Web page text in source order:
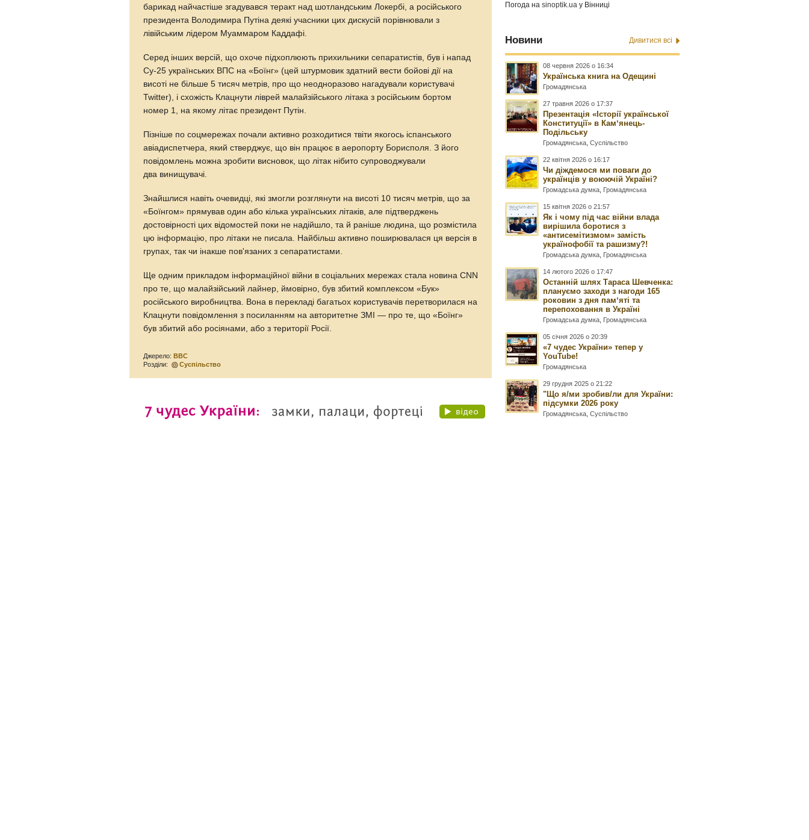
барикад найчастіше згадувався теракт над шотландським Локербі, а російського
президента Володимира Путіна деякі учасники цих дискусій порівнювали з
лівійським лідером Муаммаром Каддафі.
Серед інших версій, що охоче підхоплюють прихильники сепаратистів, був і напад
Су-25 українських ВПС на «Боїнг» (цей штурмовик здатний вести бойові дії на
висоті не більше 5 тисяч метрів, про що неодноразово нагадували користувачі
Twitter), і схожість Клацнути ліврей малайзійського літака з російським бортом
номер 1, на якому літає президент Путін.
Пізніше по соцмережах почали активно розходитися твіти якогось іспанського
авіадиспетчера, який стверджує, що він працює в аеропорту Борисполя. З його
повідомлень можна зробити висновок, що літак нібито супроводжували
два винищувачі.
Знайшлися навіть очевидці, які змогли розглянути на висоті 10 тисяч метрів, що за
«Боїнгом» прямував один або кілька українських літаків, але підтверджень
достовірності цих відомостей поки не надійшло, та й раніше людина, що розмістила
цю інформацію, про літаки не писала. Найбільш активно поширювалася ця версія в
групах, так чи інакше пов'язаних з сепаратистами.
Ще одним прикладом інформаційної війни в соціальних мережах стала новина CNN
про те, що малайзійський лайнер, ймовірно, був збитий комплексом «Бук»
російського виробництва. Вона в перекладі багатьох користувачів перетворилася на
Клацнути повідомлення з посиланням на авторитетне ЗМІ — про те, що «Боїнг»
був збитий або росіянами, або з території Росії.
Джерело:ВВС
Розділи:
Суспільство
Погода наsinoptik.ua у Вінниці
Новини Дивитися всі
08 червня 2026 о 16:34
Українська книга на Одещині
Громадянська
27 травня 2026 о 17:37
Презентація «Історії української
Конституції» в Камʼянець-
Подільську
Громадянська ,Суспільство
22 квітня 2026 о 16:17
Чи діждемося ми поваги до
українців у воюючій Україні?
Громадська думка Громадянська
15 квітня 2026 о 21:57
Як і чому під час війни влада
вирішила боротися з
«антисемітизмом» замість
українофобії та рашизму?!
Громадська думка Громадянська
14 лютого 2026 о 17:47
Останній шлях Тараса Шевченка:
плануємо заходи з нагоди 165
роковин з дня памʼяті та
перепоховання в Україні
Громадська думка Громадянська
05 січня 2026 о 20:39
«7 чудес України» тепер у
YouTube!
Громадянська
29 грудня 2025 о 21:22
"Що я/ми зробив/ли для України:
підсумки 2026 року
Громадянська ,Суспільство